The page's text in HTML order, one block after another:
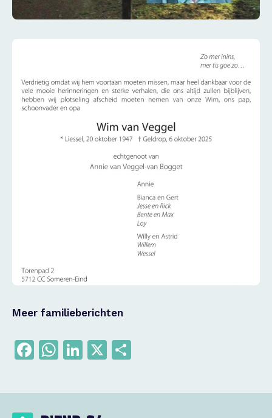
Meer familieberichten
Facebook
WhatsApp
LinkedIn
X